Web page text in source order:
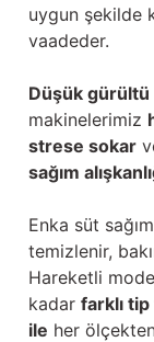
uygun şekilde
vaadeder.
Düşük gürültü
makinelerimiz
strese sokar
sağım
Enka süt
temizlenir,
Hareketli
kadar farklı
ile her